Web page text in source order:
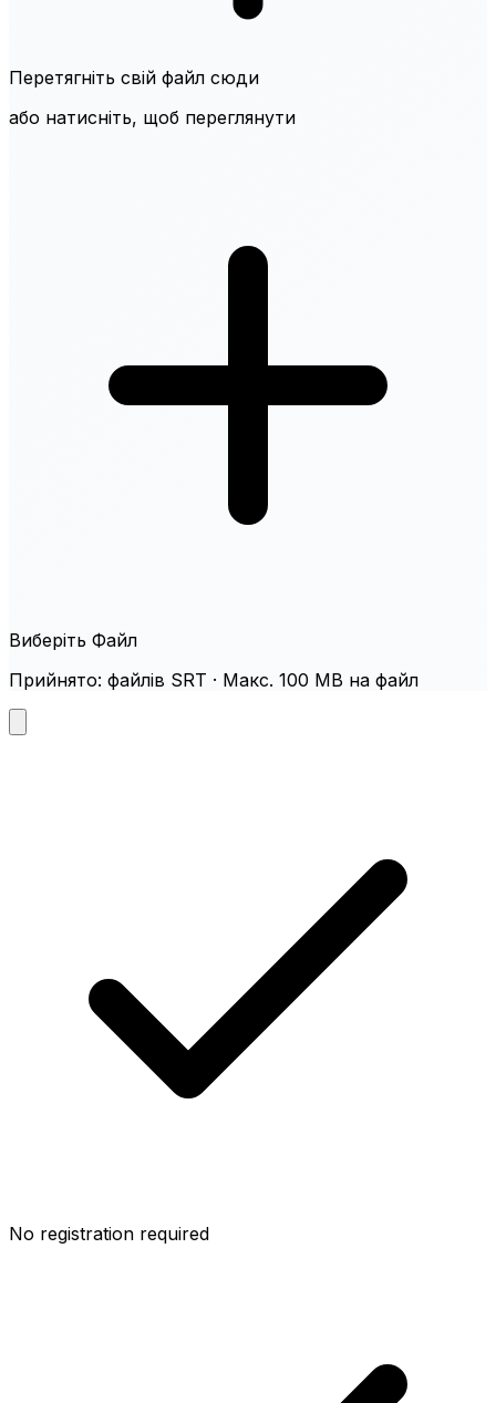
Перетягніть свій файл сюди
або натисніть, щоб переглянути
Виберіть Файл
Прийнято: файлів SRT · Макс. 100 MB на файл
No registration required